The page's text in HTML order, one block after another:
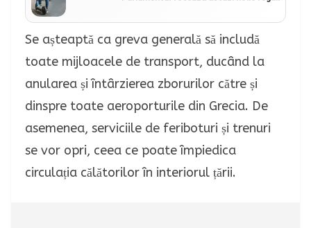
Se așteaptă ca greva generală să includă
toate mijloacele de transport, ducând la
anularea și întârzierea zborurilor către și
dinspre toate aeroporturile din Grecia. De
asemenea, serviciile de feriboturi și trenuri
se vor opri, ceea ce poate împiedica
circulația călătorilor în interiorul țării.